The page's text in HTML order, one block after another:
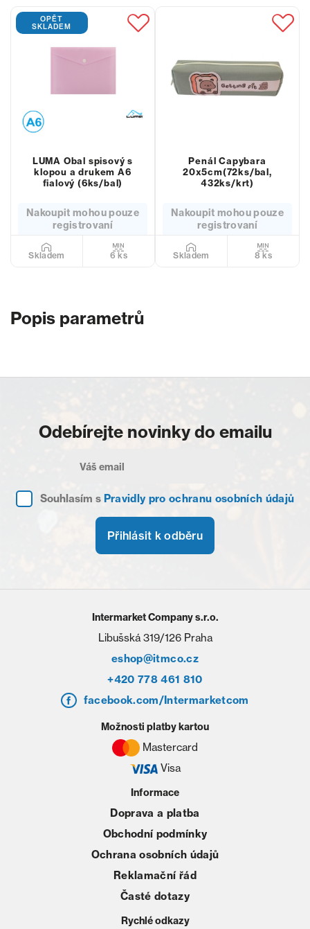
OPĚT
SKLADEM
LUMA Obal spisový s
klopou a drukem A6
fialový (6ks/bal)
Nakoupit mohou pouze
registrovaní
Skladem 6 ks
Penál Capybara
20x5cm(72ks/bal,
432ks/krt)
Nakoupit mohou pouze
registrovaní
Skladem 8 ks
Popis parametrů
Odebírejte novinky do emailu
Souhlasím s Pravidly pro ochranu osobních údajů
Přihlásit k odběru
Intermarket Company s.r.o.
Libušská 319/126 Praha
eshop@itmco.cz
+420 778 461 810
facebook.com/Intermarketcom
Informace
Doprava a platba
Obchodní podmínky
Ochrana osobních údajů
Reklamační řád
Časté dotazy
Rychlé odkazy
Možnosti platby kartou
Mastercard
Visa